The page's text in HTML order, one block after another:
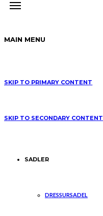
MAIN MENU
SKIP TO PRIMARY CONTENT
SKIP TO SECONDARY CONTENT
SADLER
DRESSURSADEL